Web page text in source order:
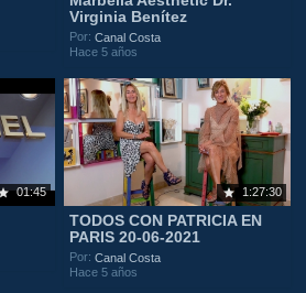
Virginia Benítez
Por:Canal Costa
Hace 5 años
01:45 1:27:30
TODOS CON PATRICIA EN
PARIS 20-06-2021
Por:Canal Costa
Hace 5 años